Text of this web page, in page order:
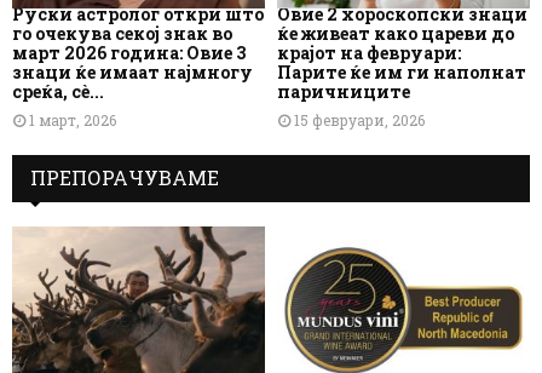
Руски астролог откри што
го очекува секој знак во
март 2026 година: Овие 3
знаци ќе имаат најмногу
среќа, сè...
1 март, 2026
Овие 2 хороскопски знаци
ќе живеат како цареви до
крајот на февруари:
Парите ќе им ги наполнат
паричниците
15 февруари, 2026
ПРЕПОРАЧУВАМЕ